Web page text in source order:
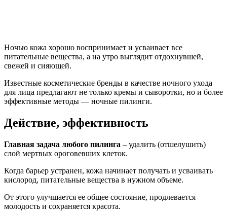
Ночью кожа хорошо воспринимает и усваивает все
питательные вещества, а на утро выглядит отдохнувшей,
свежей и сияющей.
Известные косметические бренды в качестве ночного ухода
для лица предлагают не только кремы и сыворотки, но и более
эффективные методы — ночные пилинги.
Действие, эффективность
Главная задача любого пилинга – удалить (отшелушить)
слой мертвых ороговевших клеток.
Когда барьер устранен, кожа начинает получать и усваивать
кислород, питательные вещества в нужном объеме.
От этого улучшается ее общее состояние, продлевается
молодость и сохраняется красота.